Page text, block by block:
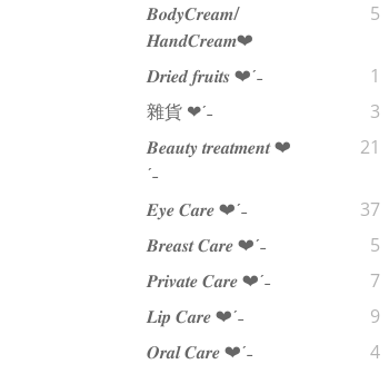
𝑩𝒐𝒅𝒚𝑪𝒓𝒆𝒂𝒎/
𝑯𝒂𝒏𝒅𝑪𝒓𝒆𝒂𝒎❤︎
5
𝑫𝒓𝒊𝒆𝒅 𝒇𝒓𝒖𝒊𝒕𝒔 ❤︎‬ˊ‪‪˗
1
雜貨 ❤︎‬ˊ‪‪˗
3
𝑩𝒆𝒂𝒖𝒕𝒚 𝒕𝒓𝒆𝒂𝒕𝒎𝒆𝒏𝒕 ❤︎‬
ˊ‪‪˗
21
𝑬𝒚𝒆 𝑪𝒂𝒓𝒆 ❤︎‬ˊ‪‪˗
37
𝑩𝒓𝒆𝒂𝒔𝒕 𝑪𝒂𝒓𝒆 ❤︎‬ˊ‪‪˗
5
𝑷𝒓𝒊𝒗𝒂𝒕𝒆 𝑪𝒂𝒓𝒆 ❤︎‬ˊ‪‪˗
7
𝑳𝒊𝒑 𝑪𝒂𝒓𝒆 ❤︎‬ˊ‪‪˗
9
𝑶𝒓𝒂𝒍 𝑪𝒂𝒓𝒆 ❤︎‬ˊ‪‪˗
4